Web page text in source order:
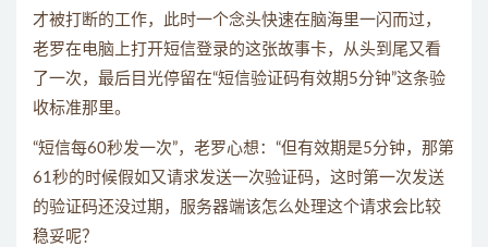
才被打断的工作，此时一个念头快速在脑海里一闪而过，
老罗在电脑上打开短信登录的这张故事卡，从头到尾又看
了一次，最后目光停留在“短信验证码有效期5分钟”这条验
收标准那里。
“短信每60秒发一次”，老罗心想：“但有效期是5分钟，那第
61秒的时候假如又请求发送一次验证码，这时第一次发送
的验证码还没过期，服务器端该怎么处理这个请求会比较
稳妥呢？